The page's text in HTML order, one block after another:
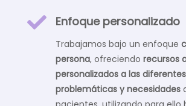
 Enfoque personalizado
Trabajamos bajo un enfoque
persona, ofreciendo recursos
personalizados a las
problemáticas y necesidades